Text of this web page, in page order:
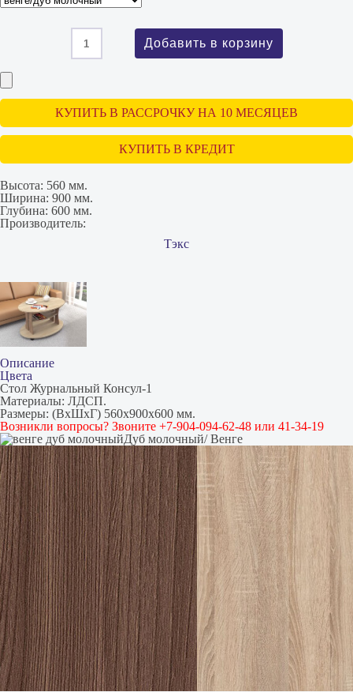
КУПИТЬ В РАССРОЧКУ НА 10 МЕСЯЦЕВ
КУПИТЬ В КРЕДИТ
Высота: 560 мм.
Ширина: 900 мм.
Глубина: 600 мм.
Производитель:
Тэкс
Описание
Цвета
Стол Журнальный Консул-1
Материалы: ЛДСП.
Размеры: (ВхШхГ) 560х900х600 мм.
Возникли вопросы? Звоните +7-904-094-62-48 или 41-34-19
Дуб молочный/ Венге